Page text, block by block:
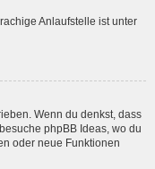
Anlaufstelle ist unter
Wenn du denkst, dass
phpBB Ideas, wo du
oder neue Funktionen